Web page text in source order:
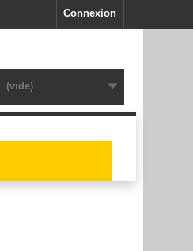
Connexion
(vide)